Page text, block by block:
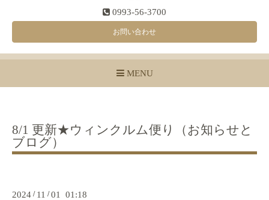
0993-56-3700
お問い合わせ
MENU
8/1 更新★ウィンクルム便り（お知らせと
ブログ）
2024 / 11 /01 01:18